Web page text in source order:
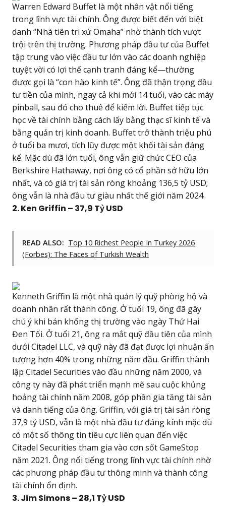
Warren Edward Buffet là một nhân vật nổi tiếng
trong lĩnh vực tài chính. Ông được biết đến với biệt
danh “Nhà tiên tri xứ Omaha” nhờ thành tích vượt
trội trên thị trường. Phương pháp đầu tư của Buffet
tập trung vào việc đầu tư lớn vào các doanh nghiệp
tuyệt vời có lợi thế cạnh tranh đáng kể—thường
được gọi là “con hào kinh tế”. Ông đã thận trọng đầu
tư tiền của mình, ngay cả khi mới 14 tuổi, vào các máy
pinball, sau đó cho thuê để kiếm lời. Buffet tiếp tục
học về tài chính bằng cách lấy bằng thạc sĩ kinh tế và
bằng quản trị kinh doanh. Buffet trở thành triệu phú
ở tuổi ba mươi, tích lũy được một khối tài sản đáng
kể. Mặc dù đã lớn tuổi, ông vẫn giữ chức CEO của
Berkshire Hathaway, nơi ông có cổ phần sở hữu lớn
nhất, và có giá trị tài sản ròng khoảng 136,5 tỷ USD;
ông vẫn là nhà đầu tư giàu nhất thế giới năm 2024.
2. Ken Griffin – 37,9 Tỷ USD
READ ALSO: Top 10 Richest People In Turkey 2026
(Forbes): The Faces of Turkish Wealth
Kenneth Griffin là một nhà quản lý quỹ phòng hộ và
doanh nhân rất thành công. Ở tuổi 19, ông đã gây
chú ý khi bán khống thị trường vào ngày Thứ Hai
Đen Tối. Ở tuổi 21, ông ra mắt quỹ đầu tiên của mình
dưới Citadel LLC, và quỹ này đã đạt được lợi nhuận ấn
tượng hơn 40% trong những năm đầu. Griffin thành
lập Citadel Securities vào đầu những năm 2000, và
công ty này đã phát triển mạnh mẽ sau cuộc khủng
hoảng tài chính năm 2008, góp phần gia tăng tài sản
và danh tiếng của ông. Griffin, với giá trị tài sản ròng
37,9 tỷ USD, vẫn là một nhà đầu tư đáng kính mặc dù
có một số thông tin tiêu cực liên quan đến việc
Citadel Securities tham gia vào cơn sốt GameStop
năm 2021. Ông nổi tiếng trong lĩnh vực tài chính nhờ
các phương pháp đầu tư thông minh và thành công
tài chính ổn định.
3. Jim Simons – 28,1 Tỷ USD